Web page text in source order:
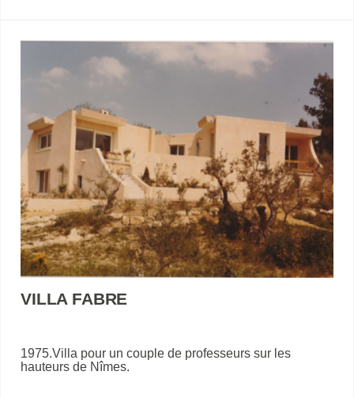
VILLA FABRE
1975.Villa pour un couple de professeurs sur les
hauteurs de Nîmes.